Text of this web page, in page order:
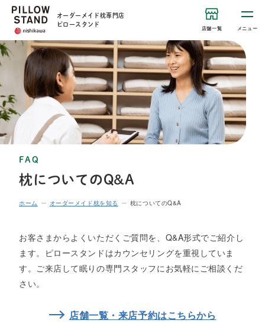
オーダーメイド枕専門店
ピロースタンド
店舗一覧 メニュー
FAQ
枕についてのQ&A
ホーム オーダーメイド枕を知る 枕についてのQ&A
お客さまからよくいただくご質問を、Q&A形式でご紹介し
ます。ピロースタンドはカウンセリングを重視していま
す。ご来店して眠りの専門スタッフにお気軽にご相談くだ
さい。
店舗一覧・来店予約はこちらから​